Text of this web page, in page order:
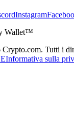
Instagram
Wallet™
Tutti i
Informativa sulla